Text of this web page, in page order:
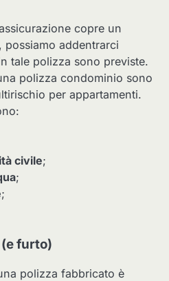
copre un
addentrarci
tale polizza sono previste.
polizza condominio sono
per appartamenti.
civile;
;
;
furto)
polizza fabbricato è